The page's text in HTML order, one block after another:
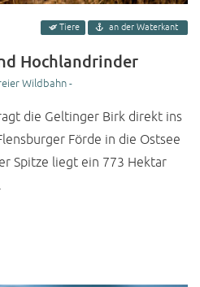
Tiere an der Waterkant
Hochlandrinder
Wildbahn -
die Geltinger Birk direkt ins
Förde in die Ostsee
Spitze liegt ein 773 Hektar